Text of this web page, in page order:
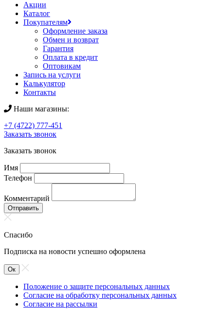
Акции
Каталог
Покупателям
Оформление заказа
Обмен и возврат
Гарантия
Оплата в кредит
Оптовикам
Запись на услуги
Калькулятор
Контакты
Наши магазины:
+7 (4722) 777-451
Заказать звонок
Заказать звонок
Имя
Телефон
Комментарий
Отправить
Спасибо
Подписка на новости успешно оформлена
Ок
Положение о защите персональных данных
Согласие на обработку персональных данных
Согласие на рассылки